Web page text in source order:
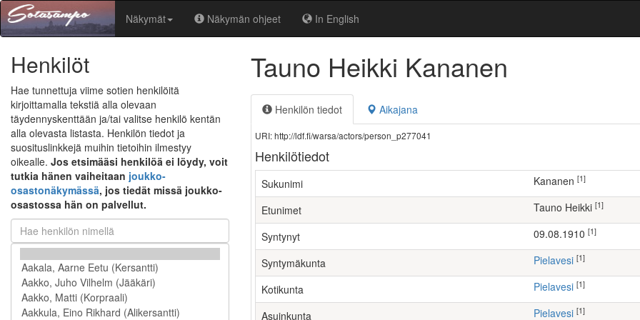
Näkymät Näkymän ohjeet In English
Henkilöt
Hae tunnettuja viime sotien henkilöitä
kirjoittamalla tekstiä alla olevaan
täydennyskenttään ja/tai valitse henkilö kentän
alla olevasta listasta. Henkilön tiedot ja
suosituslinkkejä muihin tietoihin ilmestyy
oikealle. Jos etsimääsi henkilöä ei löydy, voit
tutkia hänen vaiheitaan joukko-
osastonäkymässä, jos tiedät missä joukko-
osastossa hän on palvellut.
Tauno Heikki Kananen
Henkilön tiedot Aikajana
URI: http://ldf.fi/warsa/actors/person_p277041
Henkilötiedot
Sukunimi Kananen [1]
Etunimet Tauno Heikki [1]
Syntynyt 09.08.1910 [1]
Syntymäkunta Pielavesi [1]
Kotikunta Pielavesi [1]
Asuinkunta Pielavesi [1]